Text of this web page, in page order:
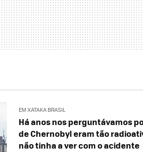
EM XATAKA BRASIL
Há anos nos perguntávamos
de Chernobyl eram tão
não tinha a ver com o acidente